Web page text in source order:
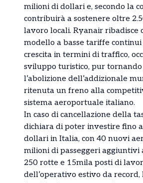
milioni di dollari e, secondo la
contribuirà a sostenere oltre
lavoro locali. Ryanair ribadisce
modello a basse tariffe
crescita in termini di traffico,
sviluppo turistico, pur tornando
l’abolizione dell’addizionale
ritenuta un freno alla
sistema aeroportuale italiano.
In caso di cancellazione della
dichiara di poter investire fino
dollari in Italia, con 40 nuovi
milioni di passeggeri aggiuntivi
250 rotte e 15mila posti di
dell’operativo estivo da record,